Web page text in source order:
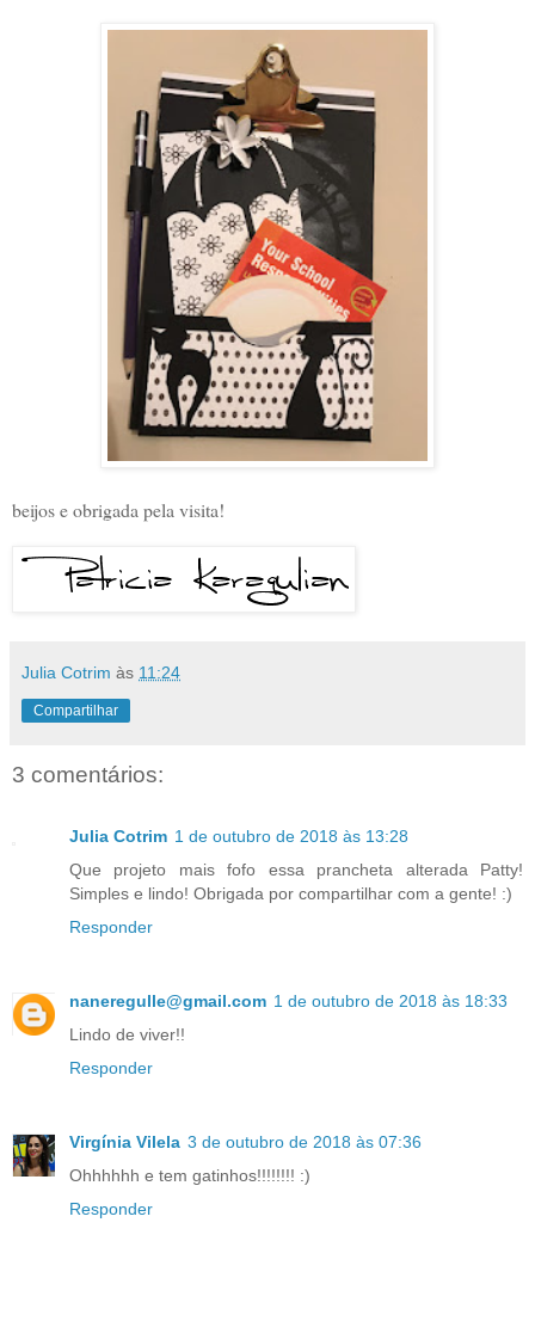
beijos e obrigada pela visita!
Julia Cotrim às 11:24
Compartilhar
3 comentários:
Julia Cotrim 1 de outubro de 2018 às 13:28
Que projeto mais fofo essa prancheta alterada Patty!
Simples e lindo! Obrigada por compartilhar com a gente! :)
Responder
naneregulle@gmail.com 1 de outubro de 2018 às 18:33
Lindo de viver!!
Responder
Virgínia Vilela 3 de outubro de 2018 às 07:36
Ohhhhhh e tem gatinhos!!!!!!!! :)
Responder